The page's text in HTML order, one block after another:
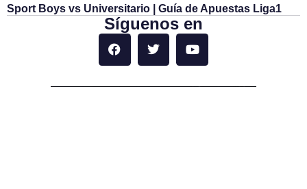
Sport Boys vs Universitario | Guía de Apuestas Liga1
Síguenos en